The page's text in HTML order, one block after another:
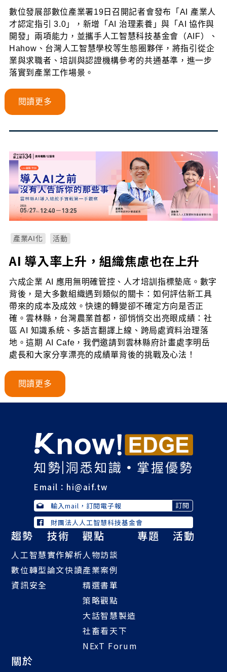
數位發展部數位產業署19日召開記者會發布「AI 產業人
才認定指引 3.0」，新增「AI 治理素養」與「AI 協作與
開發」兩項能力，並攜手人工智慧科技基金會（AIF）、
Hahow、台灣人工智慧學校等生態圈夥伴，將指引從企
業與求職者、培訓與認證機構參考的共通基準，進一步
落實到產業工作場景。
閱讀更多
產業AI化 活動
AI 導入率上升，組織焦慮也在上升
六成企業 AI 應用無明確管控、人才培訓指標墊底。數字
背後，是大多數組織遇到類似的關卡：如何評估新工具
帶來的成本及成效。快速的轉變卻不確定方向是否正
確。雲林縣，台灣農業首都，卻悄悄交出亮眼成績：社
區 AI 知識系統、多語言翻譯上線、跨局處資料治理落
地。這期 AI Cafe，我們邀請到雲林縣府計畫處李明岳
處長和大家分享漂亮的成績單背後的挑戰及心法！
閱讀更多
Email： hi@aif.tw
財團法人人工智慧科技基金會
趨勢
人工智慧
數位轉型
資訊安全
技術
實作解析
論文快讀
觀點
人物訪談
產業案例
精選書單
策略觀點
大話智慧製造
社畜看天下
NExT Forum
專題 活動
關於